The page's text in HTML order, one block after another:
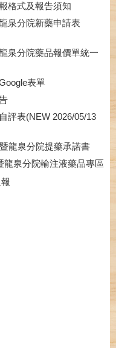
格式及報告須知
泉分院新藥申請表
泉分院藥品報價單統一
表單
評表(NEW 2026/05/13
龍泉分院提藥承諾書
龍泉分院輸注液藥品專區